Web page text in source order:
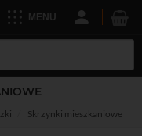
MENU
Skrzynki mieszkaniowe